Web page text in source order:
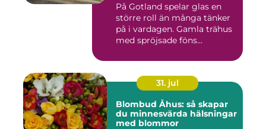
På Gotland spelar glas en
större roll än många tänker
på i vardagen. Gamla trähus
med spröjsade föns...
31. jul
Blombud Åhus: så skapar
du minnesvärda hälsningar
med blommor